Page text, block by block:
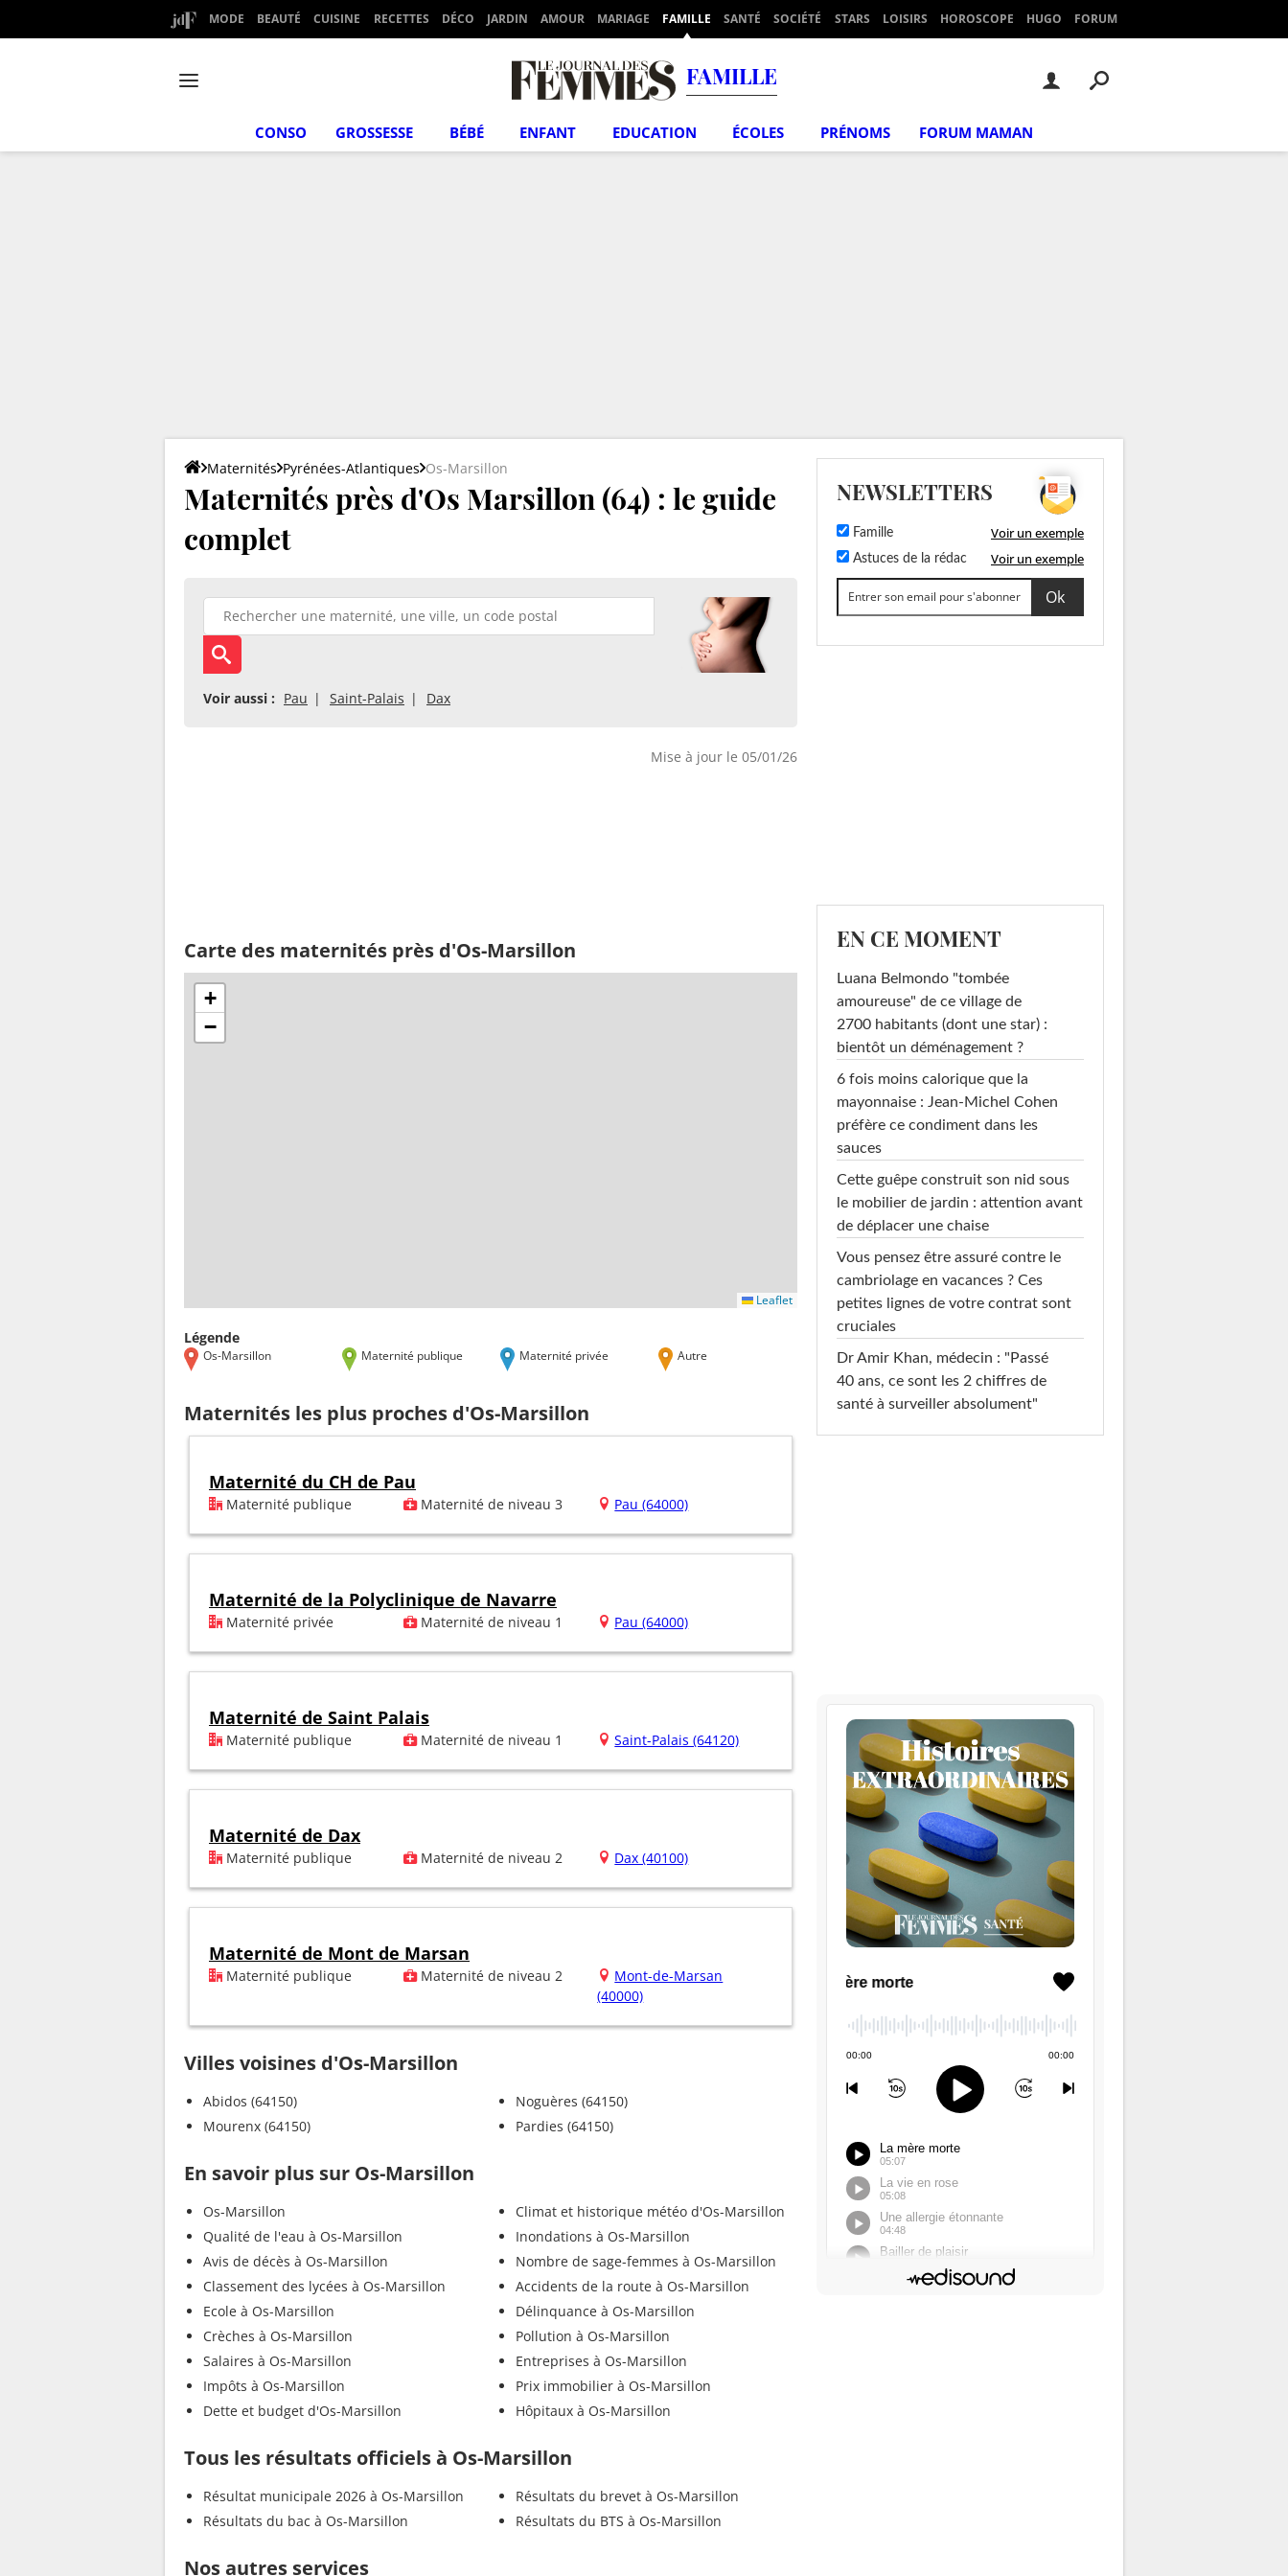
MODE BEAUTÉ CUISINE RECETTES DÉCO JARDIN AMOUR MARIAGE FAMILLE SANTÉ SOCIÉTÉ STARS LOISIRS HOROSCOPE HUGO FORUM
FAMILLE
CONSO GROSSESSE BÉBÉ ENFANT EDUCATION ÉCOLES PRÉNOMS FORUM MAMAN
Maternités Pyrénées-Atlantiques Os-Marsillon
Maternités près d'Os Marsillon (64) : le guide
complet
Voir aussi : Pau Saint-Palais Dax
Mise à jour le 05/01/26
Carte des maternités près d'Os-Marsillon
+
−
Leaflet
Légende
Os-Marsillon Maternité publique Maternité privée Autre
Maternités les plus proches d'Os-Marsillon
Maternité du CH de Pau
Maternité publique Maternité de niveau 3 Pau (64000)
Maternité de la Polyclinique de Navarre
Maternité privée Maternité de niveau 1 Pau (64000)
Maternité de Saint Palais
Maternité publique Maternité de niveau 1 Saint-Palais (64120)
Maternité de Dax
Maternité publique Maternité de niveau 2 Dax (40100)
Maternité de Mont de Marsan
Maternité publique Maternité de niveau 2
Mont-de-Marsan
(40000)
Villes voisines d'Os-Marsillon
Abidos (64150)
Mourenx (64150)
Noguères (64150)
Pardies (64150)
En savoir plus sur Os-Marsillon
Os-Marsillon
Qualité de l'eau à Os-Marsillon
Avis de décès à Os-Marsillon
Classement des lycées à Os-Marsillon
Ecole à Os-Marsillon
Crèches à Os-Marsillon
Salaires à Os-Marsillon
Impôts à Os-Marsillon
Dette et budget d'Os-Marsillon
Climat et historique météo d'Os-Marsillon
Inondations à Os-Marsillon
Nombre de sage-femmes à Os-Marsillon
Accidents de la route à Os-Marsillon
Délinquance à Os-Marsillon
Pollution à Os-Marsillon
Entreprises à Os-Marsillon
Prix immobilier à Os-Marsillon
Hôpitaux à Os-Marsillon
Tous les résultats officiels à Os-Marsillon
Résultat municipale 2026 à Os-Marsillon
Résultats du bac à Os-Marsillon
Résultats du brevet à Os-Marsillon
Résultats du BTS à Os-Marsillon
Nos autres services
NEWSLETTERS
Famille Voir un exemple
Astuces de la rédac Voir un exemple
EN CE MOMENT
Luana Belmondo "tombée
amoureuse" de ce village de
2700 habitants (dont une star) :
bientôt un déménagement ?
6 fois moins calorique que la
mayonnaise : Jean-Michel Cohen
préfère ce condiment dans les
sauces
Cette guêpe construit son nid sous
le mobilier de jardin : attention avant
de déplacer une chaise
Vous pensez être assuré contre le
cambriolage en vacances ? Ces
petites lignes de votre contrat sont
cruciales
Dr Amir Khan, médecin : "Passé
40 ans, ce sont les 2 chiffres de
santé à surveiller absolument"